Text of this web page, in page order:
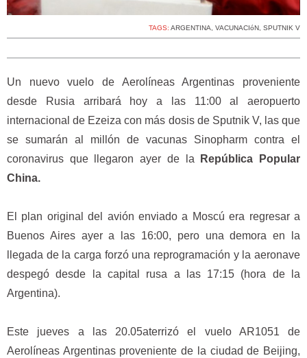
TAGS: ARGENTINA, VACUNACIóN, SPUTNIK V
Un nuevo vuelo de Aerolíneas Argentinas proveniente
desde Rusia arribará hoy a las 11:00 al aeropuerto
internacional de Ezeiza con más dosis de Sputnik V, las que
se sumarán al millón de vacunas Sinopharm contra el
coronavirus que llegaron ayer de la República Popular
China.
El plan original del avión enviado a Moscú era regresar a
Buenos Aires ayer a las 16:00, pero una demora en la
llegada de la carga forzó una reprogramación y la aeronave
despegó desde la capital rusa a las 17:15 (hora de la
Argentina).
Este jueves a las 20.05aterrizó el vuelo AR1051 de
Aerolíneas Argentinas proveniente de la ciudad de Beijing,